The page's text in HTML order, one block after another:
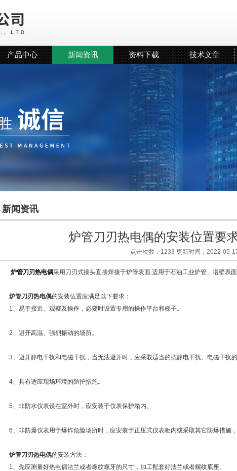
产品中心 新闻资讯 资料下载 技术文章
新闻资讯
炉管刀刃热电偶的安装位置要
点击次数：1233 更新时间：2022-05-
炉管刀刃热电偶采用刀刃式接头直接焊接于炉管表面,适用于石油工业炉管、塔壁表
炉管刀刃热电偶的安装位置应满足以下要求：
1、易于接近、观察及操作，必要时设置专用的操作平台和梯子。
2、避开高温、强烈振动的场所。
3、避开静电干扰和电磁干扰，当无法避开时，应采取适当的抗静电干扰、电磁干扰的
4、具有适应现场环境的防护措施。
5、非防水仪表设在室外时，应安装于仪表保护箱内。
6、非防爆仪表用于爆炸危险场所时，应安装于正压式仪表柜内或采取其它防爆措施，
炉管刀刃热电偶的安装方法：
1、先应测量好热电偶法兰或者螺纹螺牙的尺寸，加工配套好法兰或者螺纹底座。